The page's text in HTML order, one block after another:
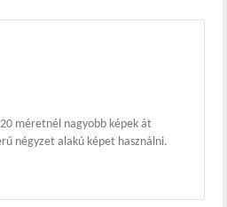
méretnél nagyobb képek át
négyzet alakú képet használni.